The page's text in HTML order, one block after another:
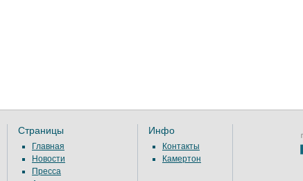
Страницы
Главная
Новости
Пресса
Инфо
Контакты
Камертон